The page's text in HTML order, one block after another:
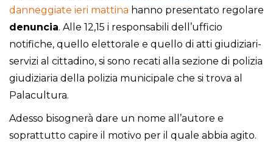
danneggiate ieri mattina hanno presentato regolare
denuncia. Alle 12,15 i responsabili dell’ufficio
notifiche, quello elettorale e quello di atti giudiziari-
servizi al cittadino, si sono recati alla sezione di polizia
giudiziaria della polizia municipale che si trova al
Palacultura.
Adesso bisognerà dare un nome all’autore e
soprattutto capire il motivo per il quale abbia agito.